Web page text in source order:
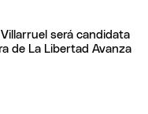
será candidata
de La Libertad Avanza